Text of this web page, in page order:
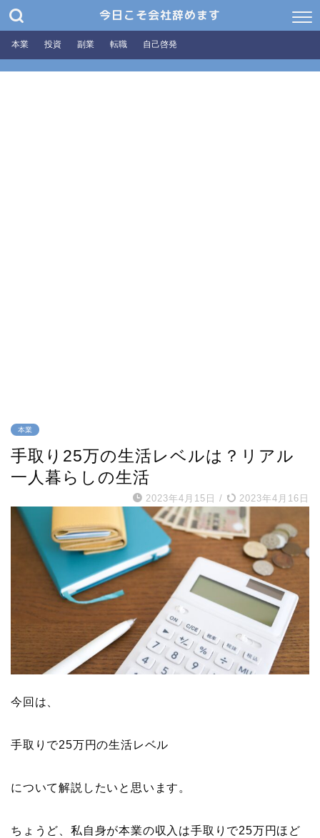
今日こそ会社辞めます
本業 投資 副業 転職 自己啓発
本業
手取り25万の生活レベルは？リアル
一人暮らしの生活
2023年4月15日 / 2023年4月16日
今回は、
手取りで25万円の生活レベル
について解説したいと思います。
ちょうど、私自身が本業の収入は手取りで25万円ほど